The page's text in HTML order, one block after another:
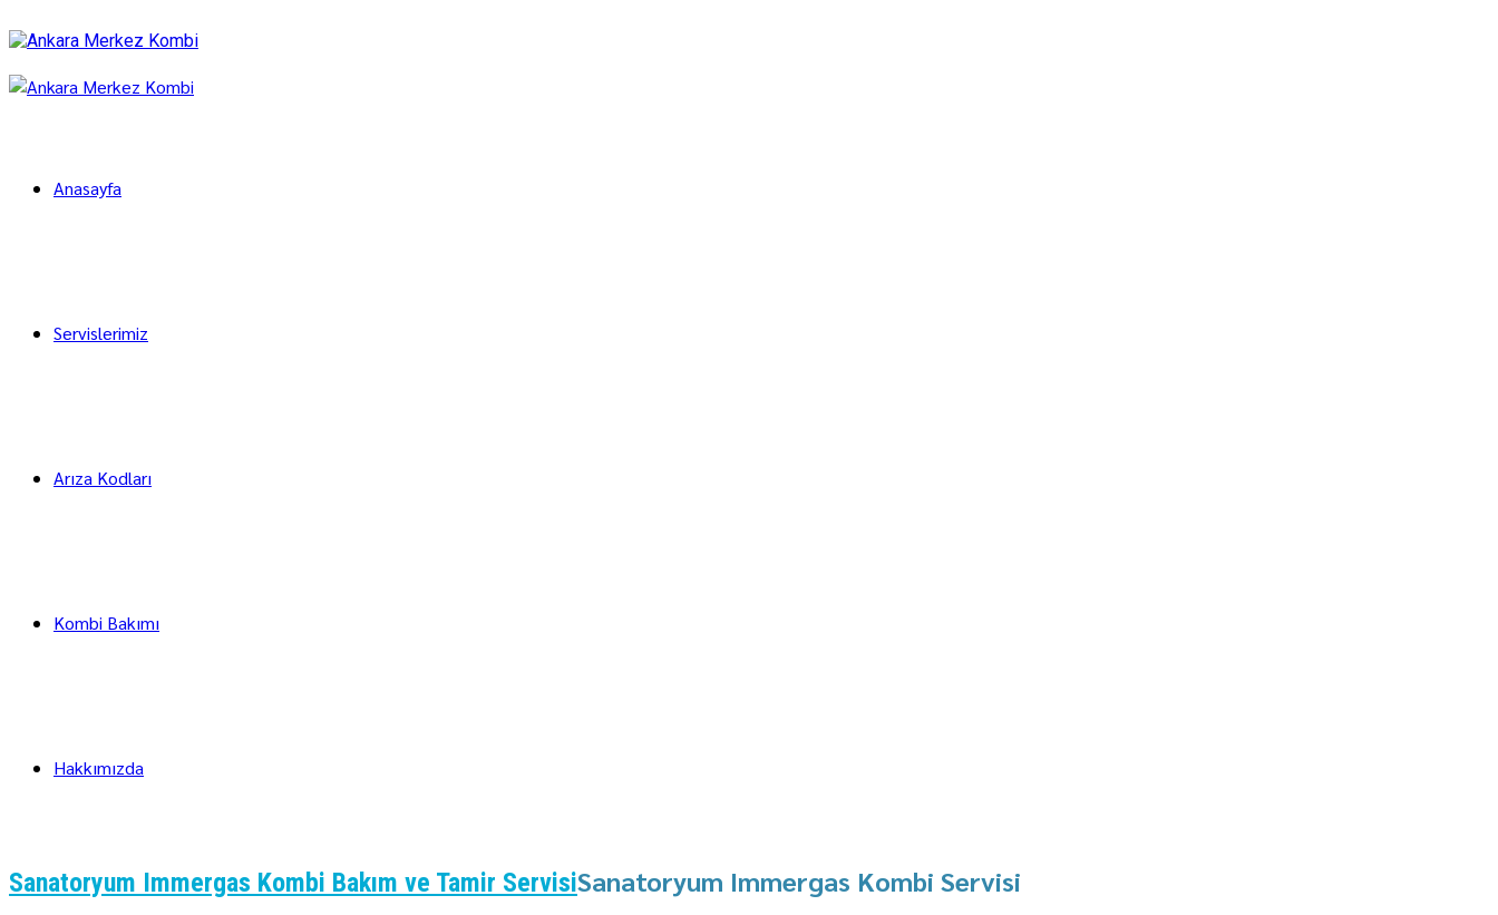
Anasayfa
Servislerimiz
Arıza Kodları
Kombi Bakımı
Hakkımızda
Sanatoryum Immergas Kombi Bakım ve Tamir ServisiSanatoryum Immergas Kombi Servisi